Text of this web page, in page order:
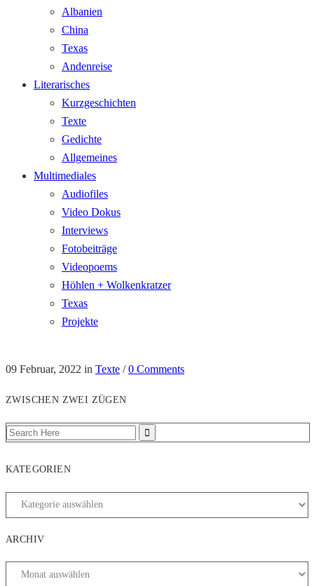
Albanien
China
Texas
Andenreise
Literarisches
Kurzgeschichten
Texte
Gedichte
Allgemeines
Multimediales
Audiofiles
Video Dokus
Interviews
Fotobeiträge
Videopoems
Höhlen + Wolkenkratzer
Texas
Projekte
09 Februar, 2022 in Texte /0 Comments
ZWISCHEN ZWEI ZÜGEN
KATEGORIEN
ARCHIV